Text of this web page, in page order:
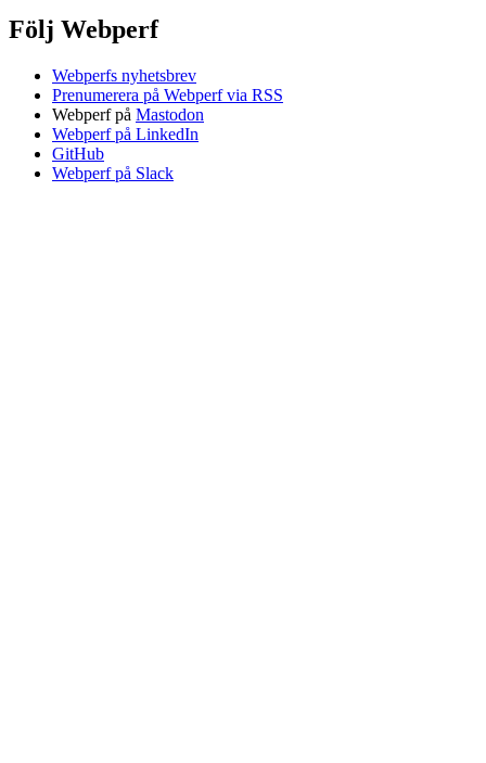
Följ Webperf
Webperfs nyhetsbrev
Prenumerera på Webperf via RSS
Webperf på Mastodon
Webperf på LinkedIn
GitHub
Webperf på Slack